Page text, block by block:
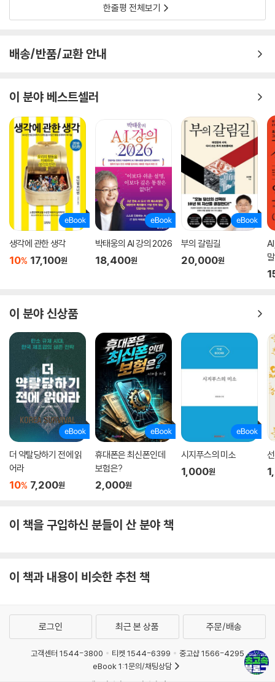
한줄평 전체보기
배송/반품/교환 안내
이 분야 베스트셀러
생각에 관한 생각
10% 17,100원
박태웅의 AI 강의 2026
18,400원
부의 갈림길
20,000원
말
이 분야 신상품
더 약탈당하기 전에 읽
어라
10% 7,200원
휴대폰은 최신폰인데
보험은?
2,000원
시지푸스의 미소
1,000원
이 책을 구입하신 분들이 산 분야 책
이 책과 내용이 비슷한 추천 책
로그인 최근 본 상품 주문/배송
고객센터 1544-3800 티켓 1544-6399
중고샵 1566-4295
eBook 1:1문의/채팅상담